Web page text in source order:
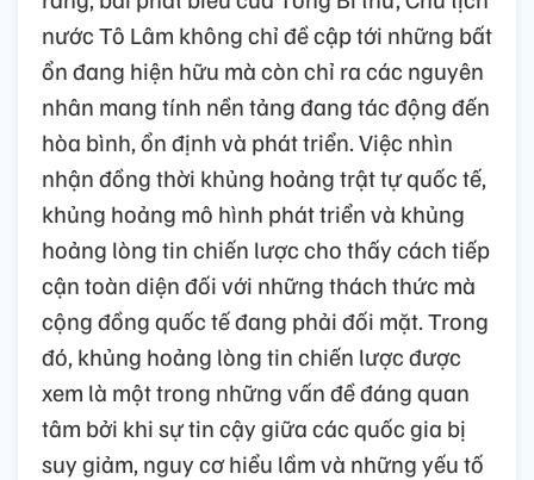
nước Tô Lâm không chỉ đề cập tới những bất
ổn đang hiện hữu mà còn chỉ ra các nguyên
nhân mang tính nền tảng đang tác động đến
hòa bình, ổn định và phát triển. Việc nhìn
nhận đồng thời khủng hoảng trật tự quốc tế,
khủng hoảng mô hình phát triển và khủng
hoảng lòng tin chiến lược cho thấy cách tiếp
cận toàn diện đối với những thách thức mà
cộng đồng quốc tế đang phải đối mặt. Trong
đó, khủng hoảng lòng tin chiến lược được
xem là một trong những vấn đề đáng quan
tâm bởi khi sự tin cậy giữa các quốc gia bị
suy giảm, nguy cơ hiểu lầm và những yếu tố